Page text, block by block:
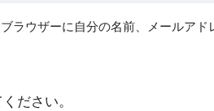
ラウザーに自分の名前、メールアド
ださい。